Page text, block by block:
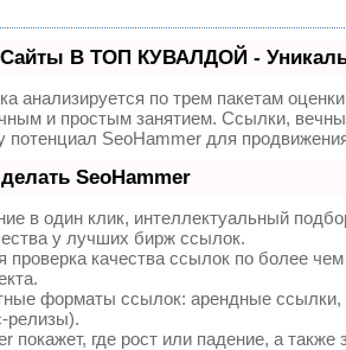
В ТОП КУВАЛДОЙ -
анализируется по трем пакетам
и простым занятием. Ссылки,
потенциал SeoHammer для
SeoHammer
в один клик, интеллектуальный
у лучших бирж ссылок.
проверка качества ссылок по более
форматы ссылок: арендные ссылки,
релизы).
покажет, где рост или падение, а